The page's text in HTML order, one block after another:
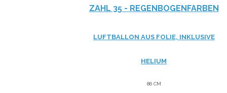
ZAHL 35 - REGENBOGENFARBEN
LUFTBALLON AUS FOLIE, INKLUSIVE
HELIUM
86 CM